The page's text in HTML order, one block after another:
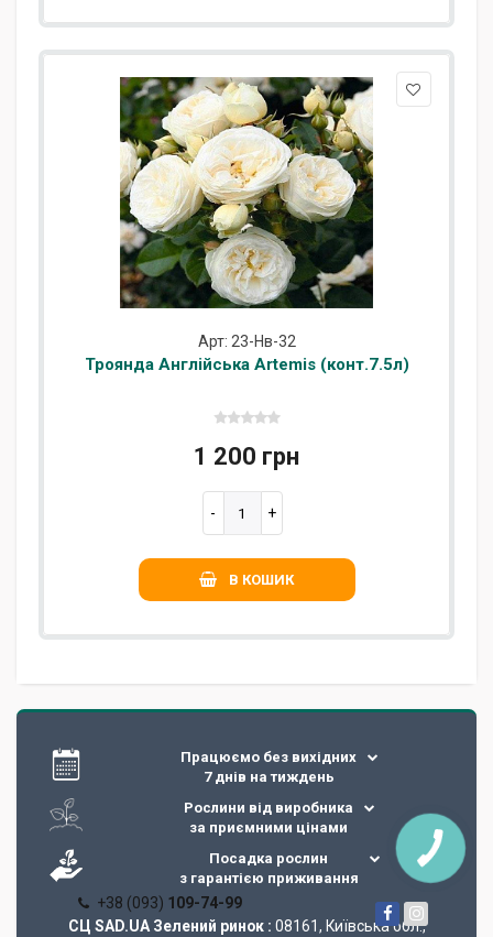
Арт: 23-Нв-32
Троянда Англійська Artemis (конт.7.5л)
1 200 грн
В КОШИК
Працюємо без вихідних
7 днів на тиждень
Рослини від виробника
за приємними цінами
Посадка рослин
з гарантією приживання
+38 (093) 109-74-99
СЦ SAD.UA Зелений ринок : 08161, Київська обл.,